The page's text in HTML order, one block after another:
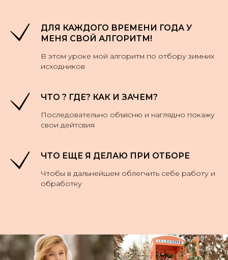
ДЛЯ КАЖДОГО ВРЕМЕНИ ГОДА У
МЕНЯ СВОЙ АЛГОРИТМ!
В этом уроке мой алгоритм по отбору зимних
исходников
ЧТО ? ГДЕ? КАК И ЗАЧЕМ?
Последовательно объясню и наглядно покажу
свои дейтсвия
ЧТО ЕЩЕ Я ДЕЛАЮ ПРИ ОТБОРЕ
Чтобы в дальнейшем облегчить себе работу и
обработку